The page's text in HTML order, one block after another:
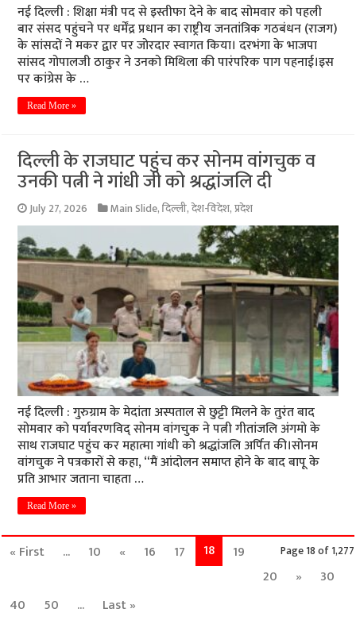
नई दिल्ली : शिक्षा मंत्री पद से इस्तीफा देने के बाद सोमवार को पहली
बार संसद पहुंचने पर धर्मेंद्र प्रधान का राष्ट्रीय जनतांत्रिक गठबंधन (राजग)
के सांसदों ने मकर द्वार पर जोरदार स्वागत किया। दरभंगा के भाजपा
सांसद गोपालजी ठाकुर ने उनको मिथिला की पारंपरिक पाग पहनाई।इस
पर कांग्रेस के …
Read More »
दिल्ली के राजघाट पहुंच कर सोनम वांगचुक व
उनकी पत्नी ने गांधी जी को श्रद्धांजलि दी
July 27, 2026 Main Slide,दिल्ली,देश-विदेश,प्रदेश
नई दिल्ली : गुरुग्राम के मेदांता अस्पताल से छुट्टी मिलने के तुरंत बाद
सोमवार को पर्यावरणविद् सोनम वांगचुक ने पत्नी गीतांजलि अंगमो के
साथ राजघाट पहुंच कर महात्मा गांधी को श्रद्धांजलि अर्पित की।सोनम
वांगचुक ने पत्रकारों से कहा, “मैं आंदोलन समाप्त होने के बाद बापू के
प्रति आभार जताना चाहता …
Read More »
Page 18 of 1,277
« First ... 10 « 16 17 18
19
20
»
30
40
50 ... Last »